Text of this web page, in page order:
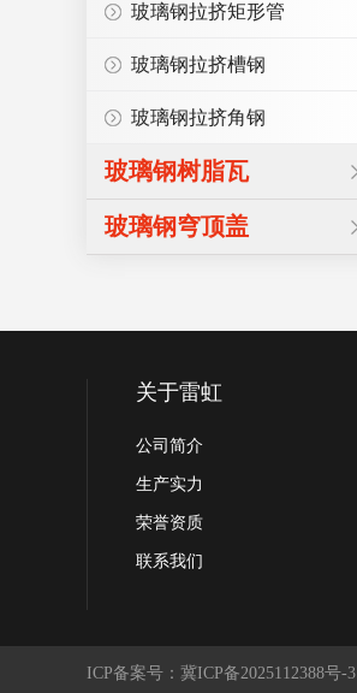
玻璃钢拉挤矩形管
玻璃钢拉挤槽钢
玻璃钢拉挤角钢
玻璃钢树脂瓦
玻璃钢穹顶盖
关于雷虹
公司简介
生产实力
荣誉资质
联系我们
ICP备案号：冀ICP备2025112388号-3